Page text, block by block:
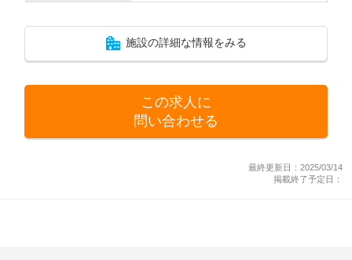
施設の詳細な情報をみる
この求人に
問い合わせる
最終更新日：2025/03/14
掲載終了予定日：